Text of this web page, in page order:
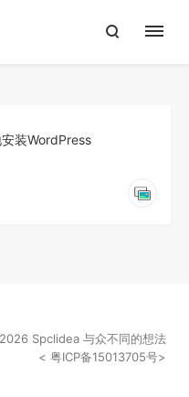
装WordPress
Spclidea 与众不同的想法
< 粤ICP备15013705号>